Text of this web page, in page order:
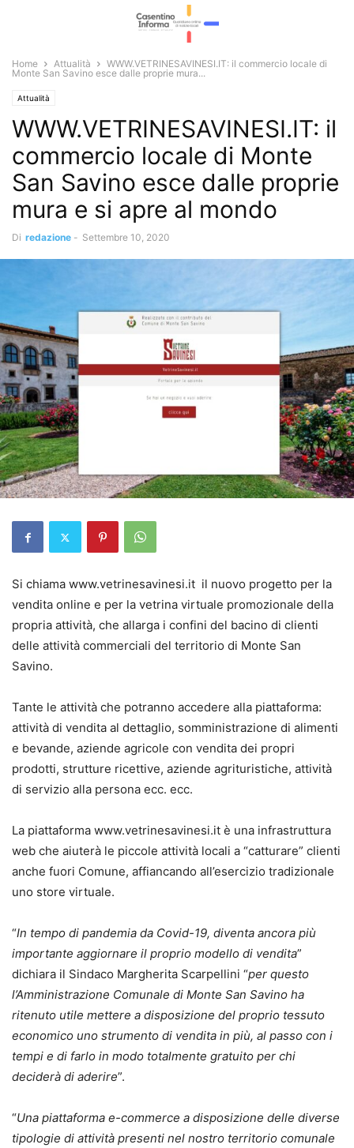
Home Attualità
WWW.VETRINESAVINESI.IT: il commercio locale di
Monte San Savino esce dalle proprie mura...
Attualità
WWW.VETRINESAVINESI.IT: il
commercio locale di Monte
San Savino esce dalle proprie
mura e si apre al mondo
Di redazione - Settembre 10, 2020
Si chiama www.vetrinesavinesi.it il nuovo progetto per la
vendita online e per la vetrina virtuale promozionale della
propria attività, che allarga i confini del bacino di clienti
delle attività commerciali del territorio di Monte San
Savino.
Tante le attività che potranno accedere alla piattaforma:
attività di vendita al dettaglio, somministrazione di alimenti
e bevande, aziende agricole con vendita dei propri
prodotti, strutture ricettive, aziende agrituristiche, attività
di servizio alla persona ecc. ecc.
La piattaforma www.vetrinesavinesi.it è una infrastruttura
web che aiuterà le piccole attività locali a “catturare” clienti
anche fuori Comune, affiancando all’esercizio tradizionale
uno store virtuale.
“In tempo di pandemia da Covid-19, diventa ancora più
importante aggiornare il proprio modello di vendita”
dichiara il Sindaco Margherita Scarpellini “per questo
l’Amministrazione Comunale di Monte San Savino ha
ritenuto utile mettere a disposizione del proprio tessuto
economico uno strumento di vendita in più, al passo con i
tempi e di farlo in modo totalmente gratuito per chi
deciderà di aderire”.
“Una piattaforma e-commerce a disposizione delle diverse
tipologie di attività presenti nel nostro territorio comunale